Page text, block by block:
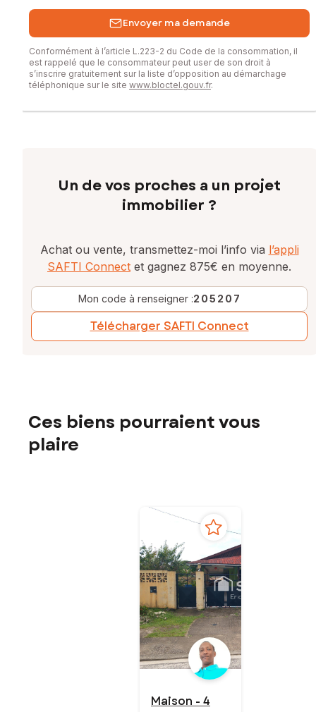
Envoyer ma demande
Conformément à l’article L.223-2 du Code de la consommation, il
est rappelé que le consommateur peut user de son droit à
s’inscrire gratuitement sur la liste d’opposition au démarchage
téléphonique sur le site www.bloctel.gouv.fr.
Un de vos proches a un projet
immobilier ?
Achat ou vente, transmettez-moi l’info via l’appli
SAFTI Connect et gagnez 875€ en moyenne.
Mon code à renseigner :205207
Télécharger SAFTI Connect
Ces biens pourraient vous
plaire
Maison - 4